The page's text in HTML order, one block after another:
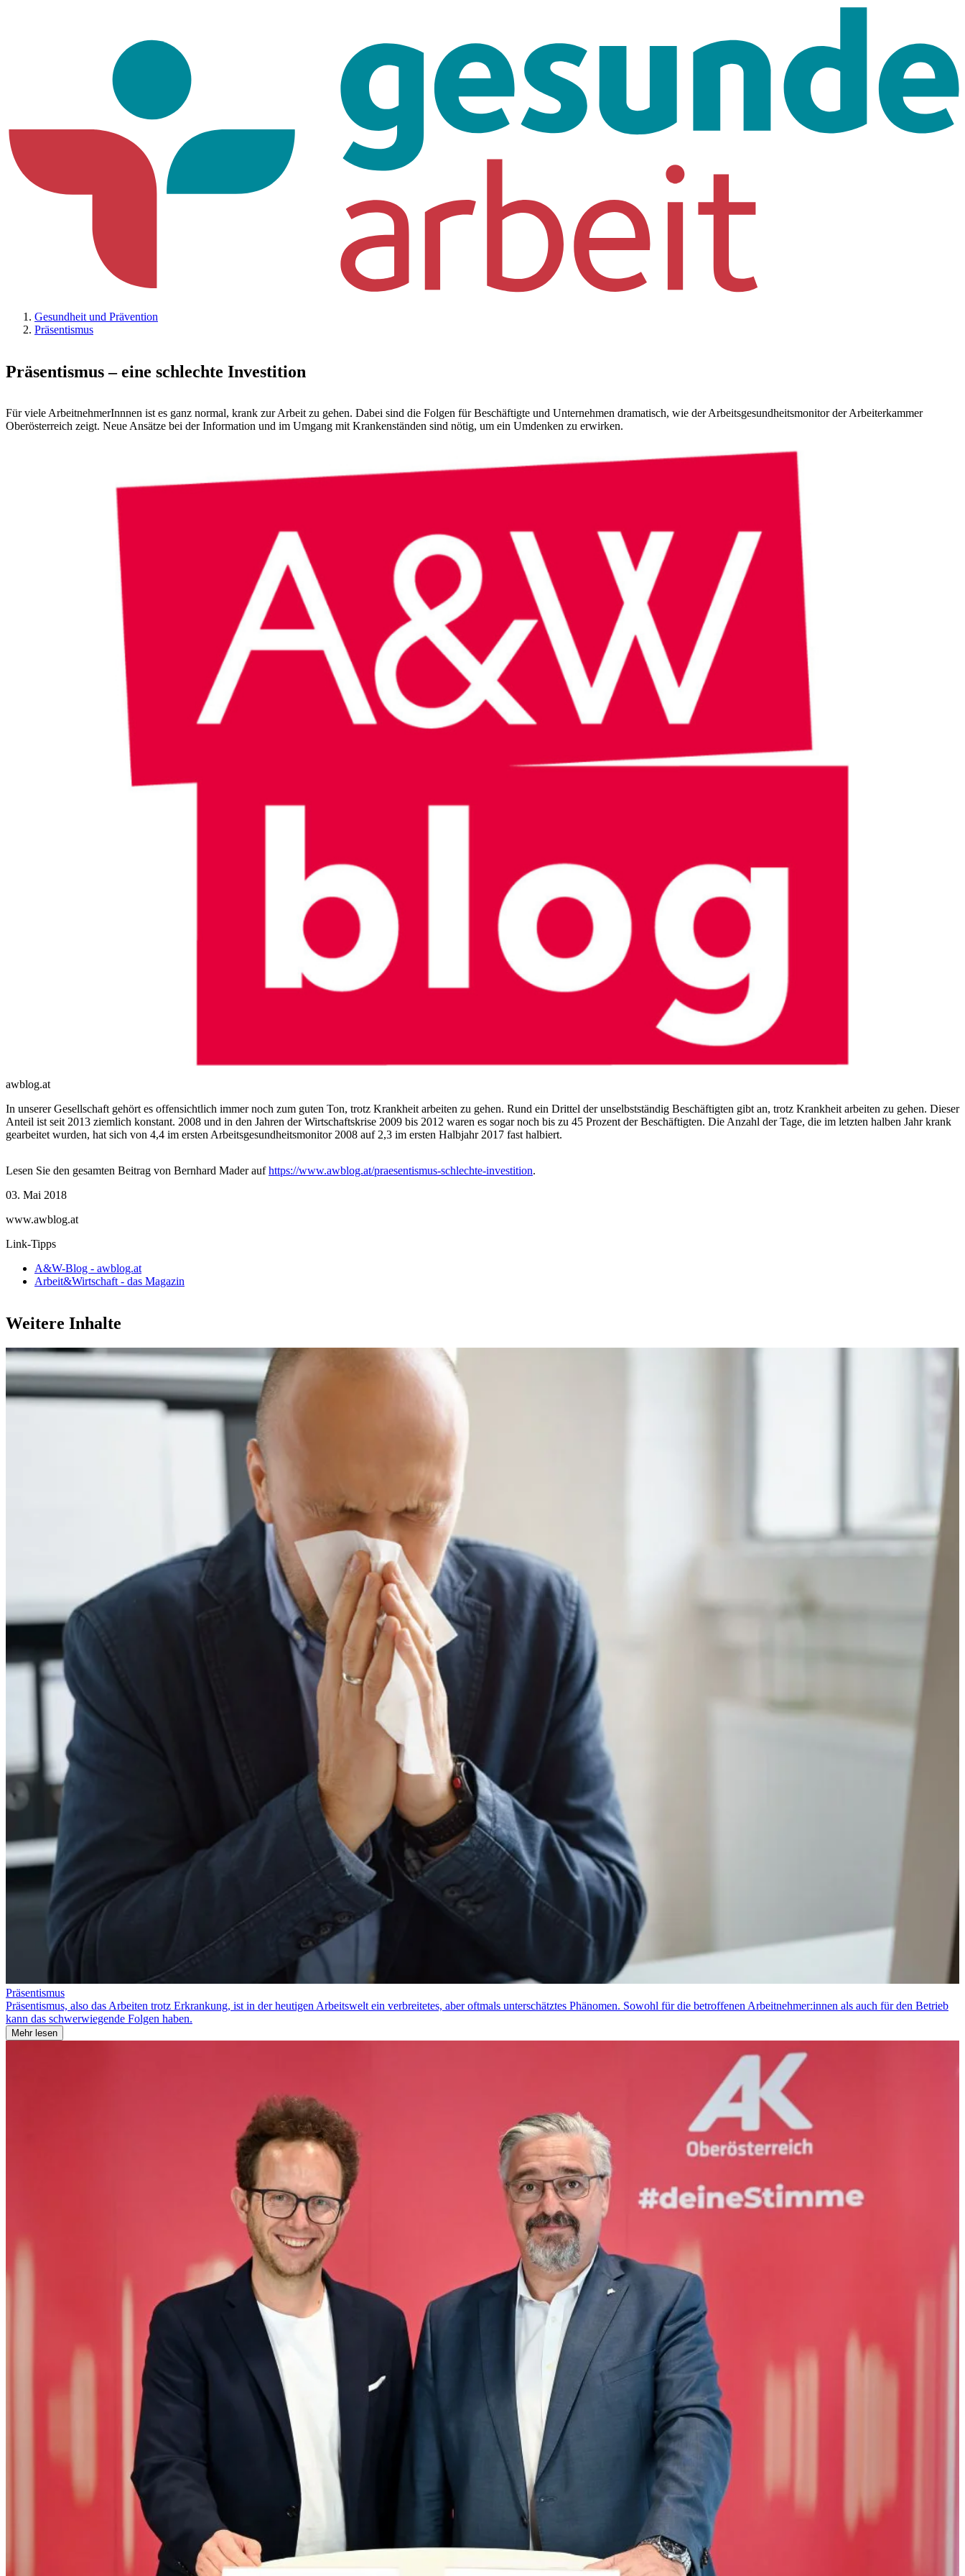
Gesundheit und Prävention
Präsentismus
Präsentismus – eine schlechte Investition
Für viele ArbeitnehmerInnnen ist es ganz normal, krank zur Arbeit zu gehen. Dabei sind die Folgen für Beschäftigte und Unternehmen dramatisch, wie der Arbeitsgesundheitsmonitor der Arbeiterkammer
Oberösterreich zeigt. Neue Ansätze bei der Information und im Umgang mit Krankenständen sind nötig, um ein Umdenken zu erwirken.
awblog.at
In unserer Gesellschaft gehört es offensichtlich immer noch zum guten Ton, trotz Krankheit arbeiten zu gehen. Rund ein Drittel der unselbstständig Beschäftigten gibt an, trotz Krankheit arbeiten zu gehen. Dieser
Anteil ist seit 2013 ziemlich konstant. 2008 und in den Jahren der Wirtschaftskrise 2009 bis 2012 waren es sogar noch bis zu 45 Prozent der Beschäftigten. Die Anzahl der Tage, die im letzten halben Jahr krank
gearbeitet wurden, hat sich von 4,4 im ersten Arbeitsgesundheitsmonitor 2008 auf 2,3 im ersten Halbjahr 2017 fast halbiert.
Lesen Sie den gesamten Beitrag von Bernhard Mader aufhttps://www.awblog.at/praesentismus-schlechte-investition.
03. Mai 2018
www.awblog.at
Link-Tipps
A&W-Blog - awblog.at
Arbeit&Wirtschaft - das Magazin
Weitere Inhalte
Präsentismus
Präsentismus, also das Arbeiten trotz Erkrankung, ist in der heutigen Arbeitswelt ein verbreitetes, aber oftmals unterschätztes Phänomen. Sowohl für die betroffenen Arbeitnehmer:innen als auch für den Betrieb
kann das schwerwiegende Folgen haben.
Mehr lesen